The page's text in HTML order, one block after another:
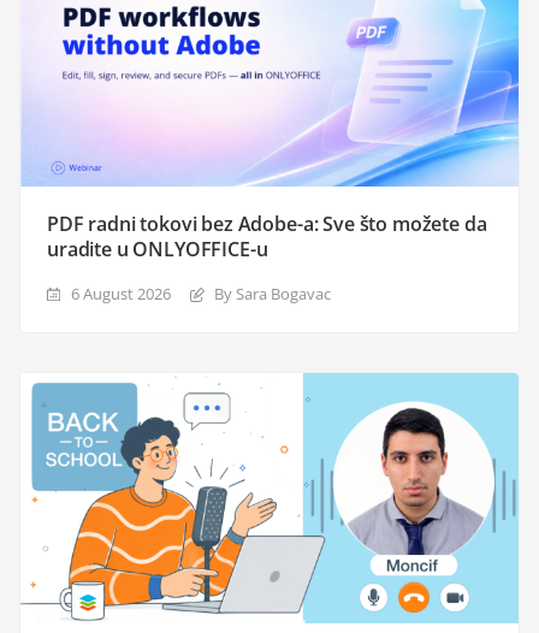
PDF radni tokovi bez Adobe-a: Sve što možete da
uradite u ONLYOFFICE-u
6 August 2026 By Sara Bogavac